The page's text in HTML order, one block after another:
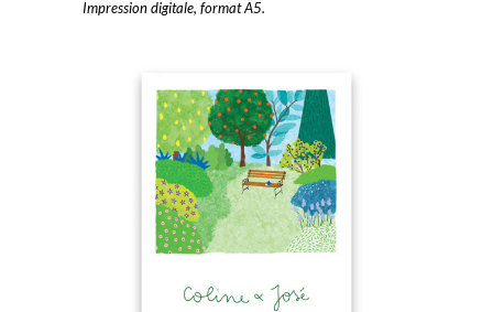
Impression digitale, format A5.